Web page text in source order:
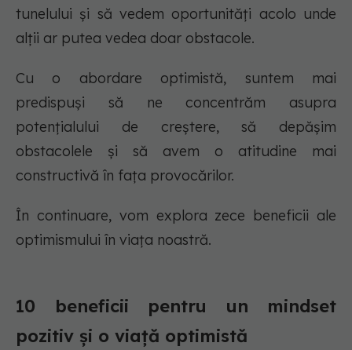
tunelului și să vedem oportunități acolo unde
alții ar putea vedea doar obstacole.
Cu o abordare optimistă, suntem mai
predispuși să ne concentrăm asupra
potențialului de creștere, să depășim
obstacolele și să avem o atitudine mai
constructivă în fața provocărilor.
În continuare, vom explora zece beneficii ale
optimismului în viața noastră.
10 beneficii pentru un mindset
pozitiv și o viață optimistă